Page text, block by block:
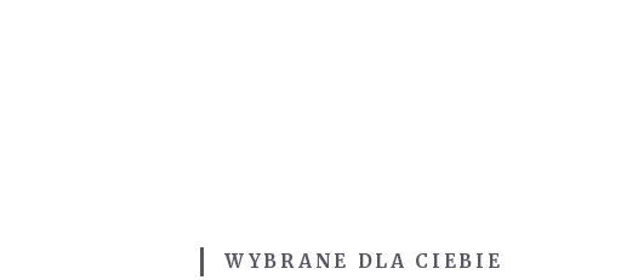
WYBRANE DLA CIEBIE